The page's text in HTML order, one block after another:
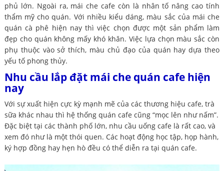
phủ lớn. Ngoài ra, mái che cafe còn là nhân tố nâng cao tính
thẩm mỹ cho quán. Với nhiều kiểu dáng, màu sắc của mái che
quán cà phê hiện nay thì việc chọn được một sản phẩm làm
đẹp cho quán không mấy khó khăn. Việc lựa chọn màu sắc còn
phụ thuộc vào sở thích, màu chủ đạo của quán hay dựa theo
yếu tố phong thủy.
Nhu cầu lắp đặt mái che quán cafe hiện
nay
Với sự xuất hiện cực kỳ mạnh mẽ của các thương hiệu cafe, trà
sữa khác nhau thì hệ thống quán cafe cũng “mọc lên như nấm”.
Đặc biệt tại các thành phố lớn, nhu cầu uống cafe là rất cao, và
xem đó như là một thói quen. Các hoạt động học tập, họp hành,
ký hợp đồng hay hẹn hò đều có thể diễn ra tại quán cafe.